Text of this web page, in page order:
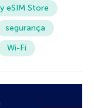
eSIM Store
segurança
Wi-Fi